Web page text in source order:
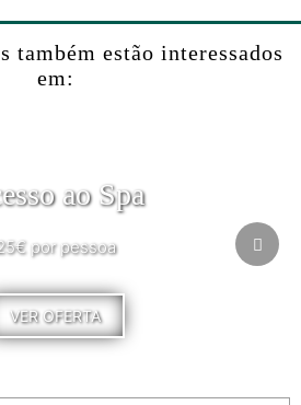
também estão interessados
em:
ao Spa
por pessoa
VER OFERTA